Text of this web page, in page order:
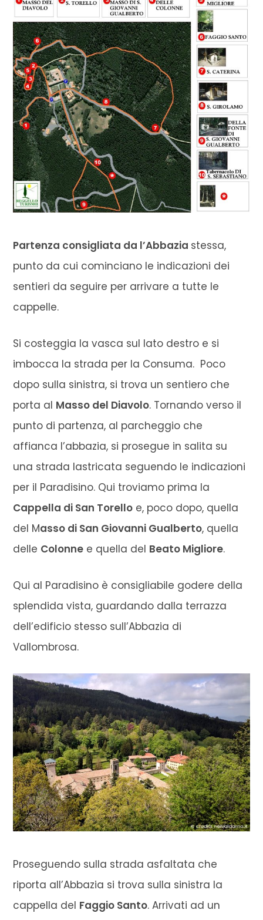
Partenza consigliata da l’Abbazia stessa,
punto da cui cominciano le indicazioni dei
sentieri da seguire per arrivare a tutte le
cappelle.
Si costeggia la vasca sul lato destro e si
imbocca la strada per la Consuma. Poco
dopo sulla sinistra, si trova un sentiero che
porta al Masso del Diavolo. Tornando verso il
punto di partenza, al parcheggio che
affianca l’abbazia, si prosegue in salita su
una strada lastricata seguendo le indicazioni
per il Paradisino. Qui troviamo prima la
Cappella di San Torello e, poco dopo, quella
del Masso di San Giovanni Gualberto, quella
delle Colonne e quella del Beato Migliore.
Qui al Paradisino è consigliabile godere della
splendida vista, guardando dalla terrazza
dell’edificio stesso sull’Abbazia di
Vallombrosa.
Proseguendo sulla strada asfaltata che
riporta all’Abbazia si trova sulla sinistra la
cappella del Faggio Santo. Arrivati ad un